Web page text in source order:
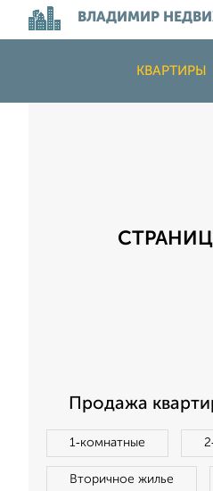
ВЛАДИМИР
КВАРТИРЫ
Продажа
1‑комнатные
Вторичное жилье